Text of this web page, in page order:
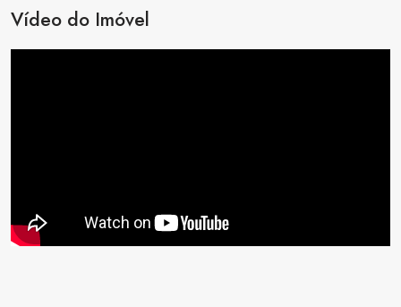
Vídeo do Imóvel